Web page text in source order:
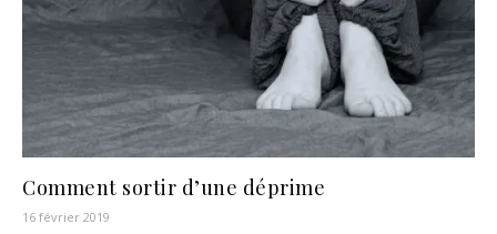
Comment sortir d’une déprime
16 février 2019